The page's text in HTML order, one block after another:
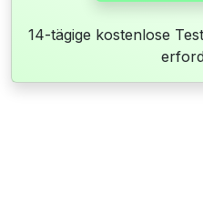
14-tägige kostenlose